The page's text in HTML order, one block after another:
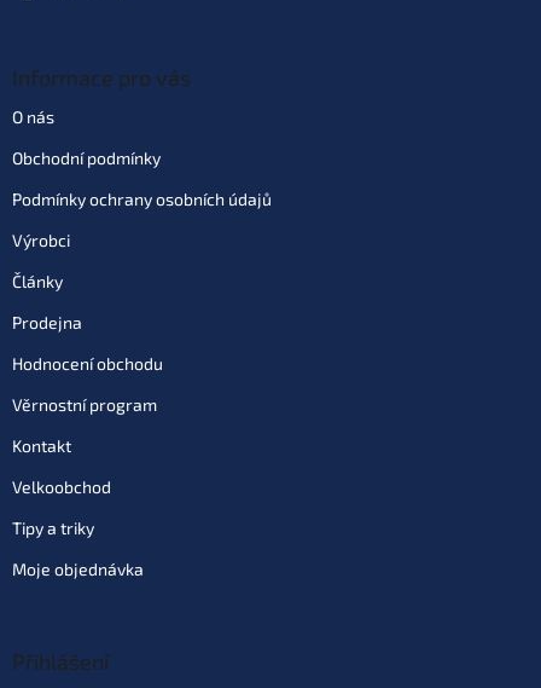
Informace pro vás
O nás
Obchodní podmínky
Podmínky ochrany osobních údajů
Výrobci
Články
Prodejna
Hodnocení obchodu
Věrnostní program
Kontakt
Velkoobchod
Tipy a triky
Moje objednávka
Přihlášení